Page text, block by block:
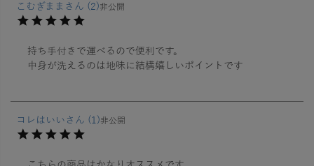
こむぎまま 2 非公開
持ち手付きで運べるので便利です。
中身が洗えるのは地味に結構嬉しいポイントです
コレはいい 1 非公開